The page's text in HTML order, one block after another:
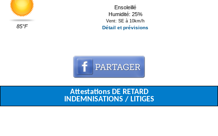
85°F
Ensoleillé
Humidité: 25%
Vent: SE à 10km/h
Détail et prévisions
Attestations DE RETARD
INDEMNISATIONS / LITIGES